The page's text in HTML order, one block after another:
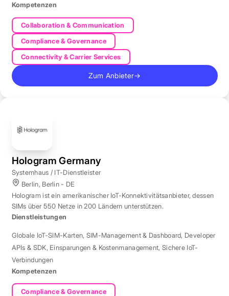
Kompetenzen
Collaboration & Communication
Compliance & Governance
Connectivity & Carrier Services
Zum Anbieter→
Hologram Germany
Systemhaus / IT-Dienstleister
Berlin, Berlin - DE
Hologram ist ein amerikanischer IoT-Konnektivitätsanbieter, dessen
SIMs über 550 Netze in 200 Ländern unterstützen.
Dienstleistungen
Globale IoT-SIM-Karten, SIM-Management & Dashboard, Developer
APIs & SDK, Einsparungen & Kostenmanagement, Sichere IoT-
Verbindungen
Kompetenzen
Compliance & Governance